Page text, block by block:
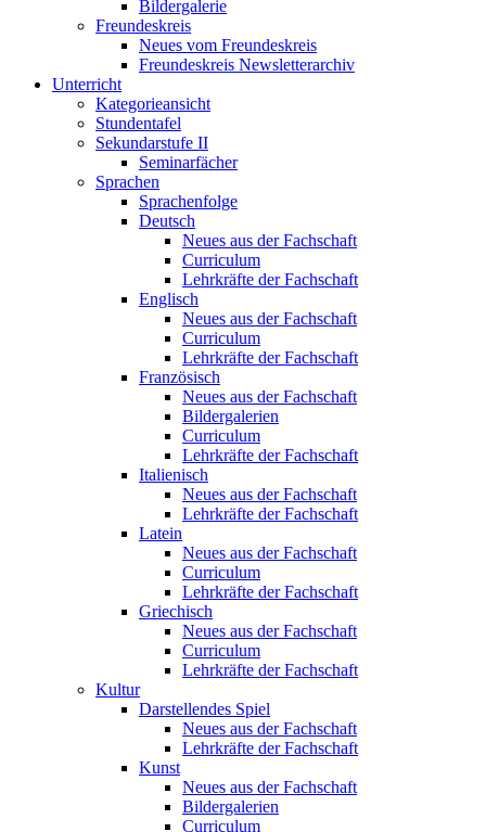
Bildergalerie
Freundeskreis
Neues vom Freundeskreis
Freundeskreis Newsletterarchiv
Unterricht
Kategorieansicht
Stundentafel
Sekundarstufe II
Seminarfächer
Sprachen
Sprachenfolge
Deutsch
Neues aus der Fachschaft
Curriculum
Lehrkräfte der Fachschaft
Englisch
Neues aus der Fachschaft
Curriculum
Lehrkräfte der Fachschaft
Französisch
Neues aus der Fachschaft
Bildergalerien
Curriculum
Lehrkräfte der Fachschaft
Italienisch
Neues aus der Fachschaft
Lehrkräfte der Fachschaft
Latein
Neues aus der Fachschaft
Curriculum
Lehrkräfte der Fachschaft
Griechisch
Neues aus der Fachschaft
Curriculum
Lehrkräfte der Fachschaft
Kultur
Darstellendes Spiel
Neues aus der Fachschaft
Lehrkräfte der Fachschaft
Kunst
Neues aus der Fachschaft
Bildergalerien
Curriculum